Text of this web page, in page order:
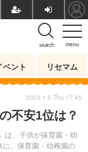
menu
search
ベント リセマム
不安1位は？
は、子供が保育園・幼
、保育園・幼稚園の
2023.1.5 Thu 17:45